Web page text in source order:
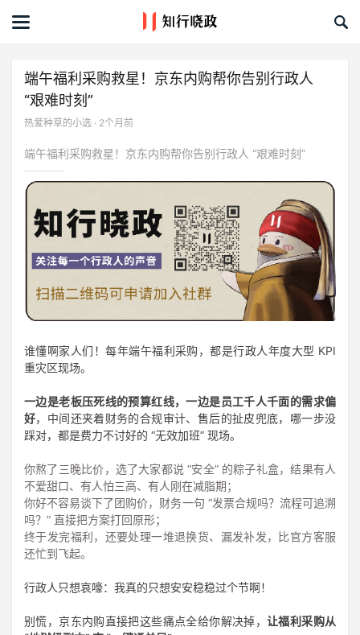
首页
课程&活动
资料库
服务商
礼品创意库
关于我们
登录
注册
端午福利采购救星！京东内购帮你告别行政人
“艰难时刻”
热爱种草的小选 · 2个月前
端午福利采购救星！京东内购帮你告别行政人 “艰难时刻”
谁懂啊家人们！每年端午福利采购，都是行政人年度大型 KPI
重灾区现场。
一边是老板压死线的预算红线，一边是员工千人千面的需求偏
好，中间还夹着财务的合规审计、售后的扯皮兜底，哪一步没
踩对，都是费力不讨好的 “无效加班” 现场。
你熬了三晚比价，选了大家都说 “安全” 的粽子礼盒，结果有人
不爱甜口、有人怕三高、有人刚在减脂期；
你好不容易谈下了团购价，财务一句 “发票合规吗？流程可追溯
吗？” 直接把方案打回原形；
终于发完福利，还要处理一堆退换货、漏发补发，比官方客服
还忙到飞起。
行政人只想哀嚎：我真的只想安安稳稳过个节啊！
别慌，京东内购直接把这些痛点全给你解决掉，让福利采购从